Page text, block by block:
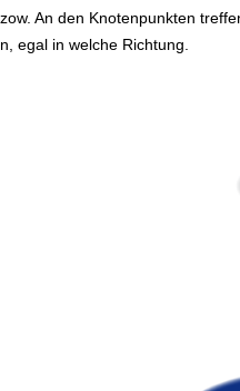
An den Knotenpunkten
egal in welche Richtung.